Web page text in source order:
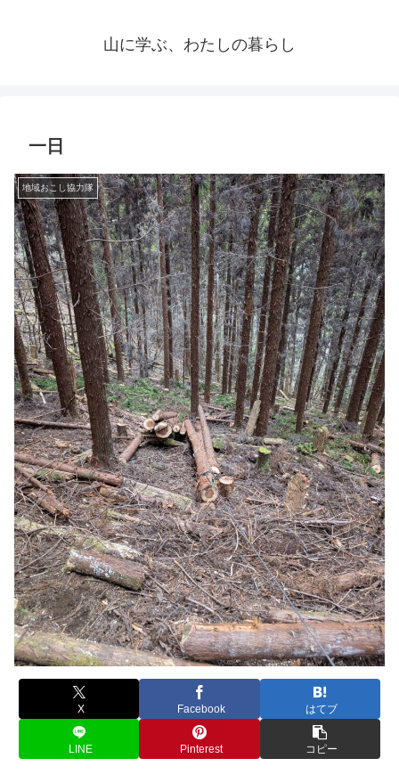
山に学ぶ、わたしの暮らし
一日
地域おこし協力隊
X Facebook はてブ
LINE Pinterest コピー